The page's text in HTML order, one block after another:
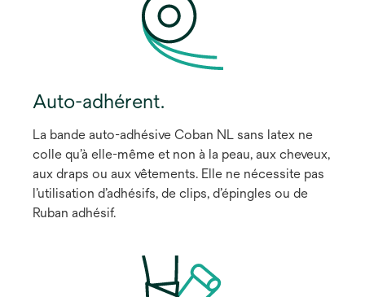
Auto-adhérent.
La bande auto-adhésive Coban NL sans latex ne
colle qu’à elle-même et non à la peau, aux cheveux,
aux draps ou aux vêtements. Elle ne nécessite pas
l’utilisation d’adhésifs, de clips, d’épingles ou de
Ruban adhésif.